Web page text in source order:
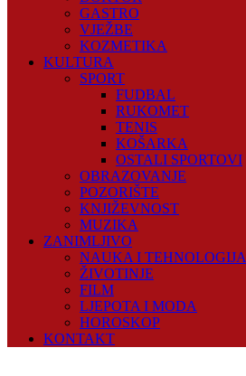
GASTRO
VJEŽBE
KOZMETIKA
KULTURA
SPORT
FUDBAL
RUKOMET
TENIS
KOŠARKA
OSTALI SPORTOVI
OBRAZOVANJE
POZORIŠTE
KNJIŽEVNOST
MUZIKA
ZANIMLJIVO
NAUKA I TEHNOLOGIJA
ŽIVOTINJE
FILM
LJEPOTA I MODA
HOROSKOP
KONTAKT